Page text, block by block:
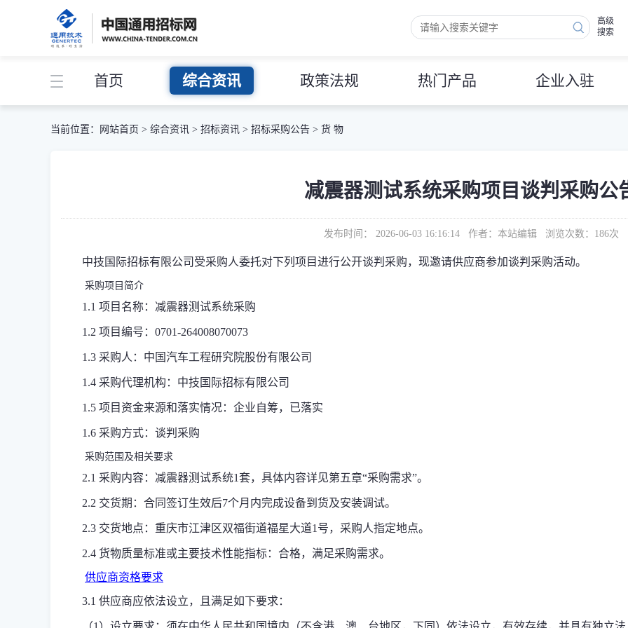
高级
搜索
首页 综合资讯 政策法规 热门产品 企业入驻
当前位置： 网站首页 > 综合资讯 > 招标资讯 > 招标采购公告 > 货 物
减震器测试系统采购项目谈判采购公
发布时间： 2026-06-03 16:16:14 作者：本站编辑 浏览次数： 186次
中技国际招标有限公司受采购人委托对下列 项目进行公开谈判采购，现邀请供应商参加谈判采购活动。
采购项目简介
1.1 项目名称：减震器测试系统采购
1.2 项目编号：0701-264008070073
1.3 采购人：中国汽车工程研究院股份有限公司
1.4 采购代理机构：中技国际招标有限公司
1.5 项目资金来源和落实情况：企业自筹，已落实
1.6 采购方式：谈判采购
采购范围及相关要求
2.1 采购内容：减震器测试系统1套，具体内容详见第五章“采购需求”。
2.2 交货期 ：合同签订生效后7个月内完成设备到货及安装调试。
2.3 交货地点：重庆市江津区双福街道福星大道1号，采购人指定地点。
2.4 货物质量标准或主要技术性能指标： 合格，满足采购需求。
供应商资格要求
3.1 供应商应依法设立，且满足如下要求：